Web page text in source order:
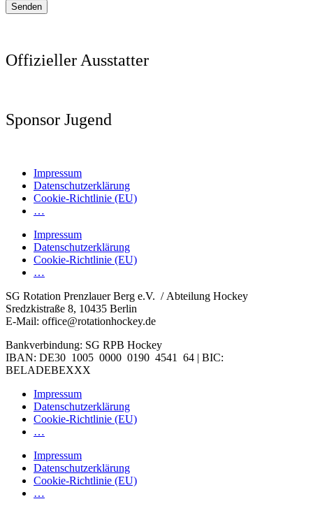
Senden
Offizieller Ausstatter
Sponsor Jugend
Impressum
Datenschutzerklärung
Cookie-Richtlinie (EU)
…
Impressum
Datenschutzerklärung
Cookie-Richtlinie (EU)
…
SG Rotation Prenzlauer Berg e.V. / Abteilung Hockey
Sredzkistraße 8, 10435 Berlin
E-Mail: office@rotationhockey.de
Bankverbindung: SG RPB Hockey
IBAN: DE30 1005 0000 0190 4541 64 | BIC:
BELADEBEXXX
Impressum
Datenschutzerklärung
Cookie-Richtlinie (EU)
…
Impressum
Datenschutzerklärung
Cookie-Richtlinie (EU)
…